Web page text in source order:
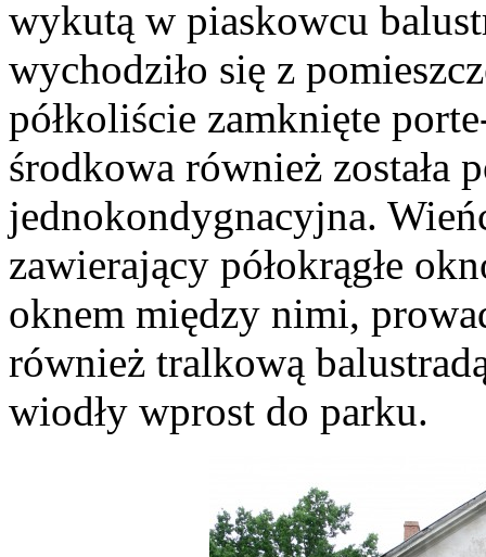
wykutą w piaskowcu
wychodziło się z
półkoliście zamknięte
środkowa również została
jednokondygnacyjna.
zawierający półokrągłe
oknem między nimi,
również tralkową
wiodły wprost do parku.